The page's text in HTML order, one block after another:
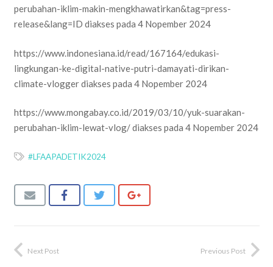
perubahan-iklim-makin-mengkhawatirkan&tag=press-
release&lang=ID diakses pada 4 Nopember 2024
https://www.indonesiana.id/read/167164/edukasi-
lingkungan-ke-digital-native-putri-damayati-dirikan-
climate-vlogger diakses pada 4 Nopember 2024
https://www.mongabay.co.id/2019/03/10/yuk-suarakan-
perubahan-iklim-lewat-vlog/ diakses pada 4 Nopember 2024
#LFAAPADETIK2024
Previous Post
Next Post